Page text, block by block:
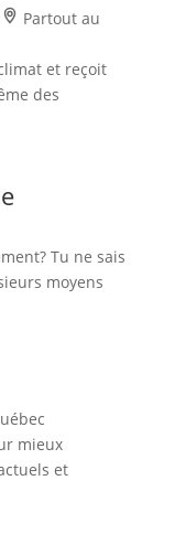
Partout au
et reçoit
des
Tu ne sais
moyens
mieux
et